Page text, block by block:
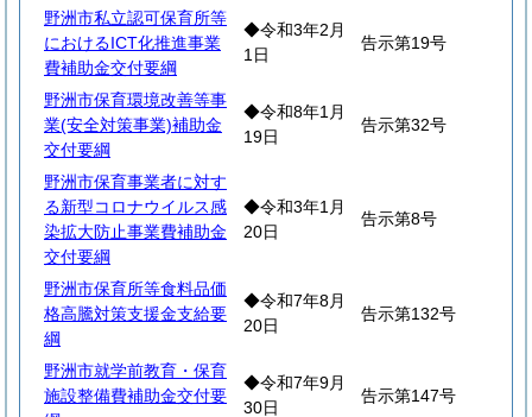
野洲市私立認可保育所等
におけるICT化推進事業
費補助金交付要綱
◆令和3年2月
1日
告示第19号
野洲市保育環境改善等事
業(安全対策事業)補助金
交付要綱
◆令和8年1月
19日
告示第32号
野洲市保育事業者に対す
る新型コロナウイルス感
染拡大防止事業費補助金
交付要綱
◆令和3年1月
20日
告示第8号
野洲市保育所等食料品価
格高騰対策支援金支給要
綱
◆令和7年8月
20日
告示第132号
野洲市就学前教育・保育
施設整備費補助金交付要
◆令和7年9月
30日
告示第147号